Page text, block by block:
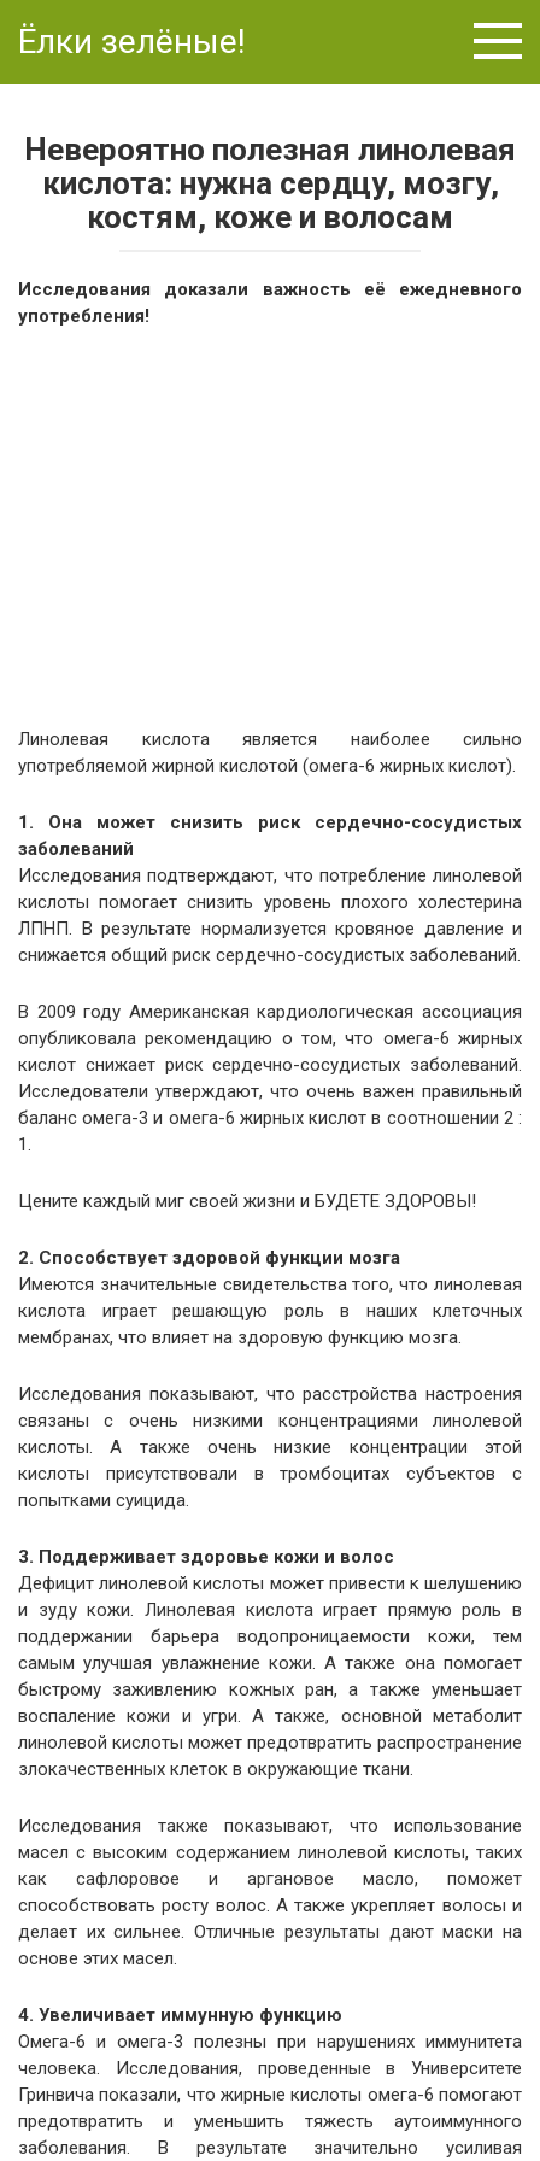
Ёлки зелёные!
Невероятно полезная линолевая
кислота: нужна сердцу, мозгу,
костям, коже и волосам
Исследования доказали важность её ежедневного
употребления!
Линолевая кислота является наиболее сильно
употребляемой жирной кислотой (омега-6 жирных кислот).
1. Она может снизить риск сердечно-сосудистых
заболеваний
Исследования подтверждают, что потребление линолевой
кислоты помогает снизить уровень плохого холестерина
ЛПНП. В результате нормализуется кровяное давление и
снижается общий риск сердечно-сосудистых заболеваний.
В 2009 году Американская кардиологическая ассоциация
опубликовала рекомендацию о том, что омега-6 жирных
кислот снижает риск сердечно-сосудистых заболеваний.
Исследователи утверждают, что очень важен правильный
баланс омега-3 и омега-6 жирных кислот в соотношении 2 :
1.
Цените каждый миг своей жизни и БУДЕТЕ ЗДОРОВЫ!
2. Способствует здоровой функции мозга
Имеются значительные свидетельства того, что линолевая
кислота играет решающую роль в наших клеточных
мембранах, что влияет на здоровую функцию мозга.
Исследования показывают, что расстройства настроения
связаны с очень низкими концентрациями линолевой
кислоты. А также очень низкие концентрации этой
кислоты присутствовали в тромбоцитах субъектов с
попытками суицида.
3. Поддерживает здоровье кожи и волос
Дефицит линолевой кислоты может привести к шелушению
​​и зуду кожи. Линолевая кислота играет прямую роль в
поддержании барьера водопроницаемости кожи, тем
самым улучшая увлажнение кожи. А также она помогает
быстрому заживлению кожных ран, а также уменьшает
воспаление кожи и угри. А также, основной метаболит
линолевой кислоты может предотвратить распространение
злокачественных клеток в окружающие ткани.
Исследования также показывают, что использование
масел с высоким содержанием линолевой кислоты, таких
как сафлоровое и аргановое масло, поможет
способствовать росту волос. А также укрепляет волосы и
делает их сильнее. Отличные результаты дают маски на
основе этих масел.
4. Увеличивает иммунную функцию
Омега-6 и омега-3 полезны при нарушениях иммунитета
человека. Исследования, проведенные в Университете
Гринвича показали, что жирные кислоты омега-6 помогают
предотвратить и уменьшить тяжесть аутоиммунного
заболевания. В результате значительно усиливая